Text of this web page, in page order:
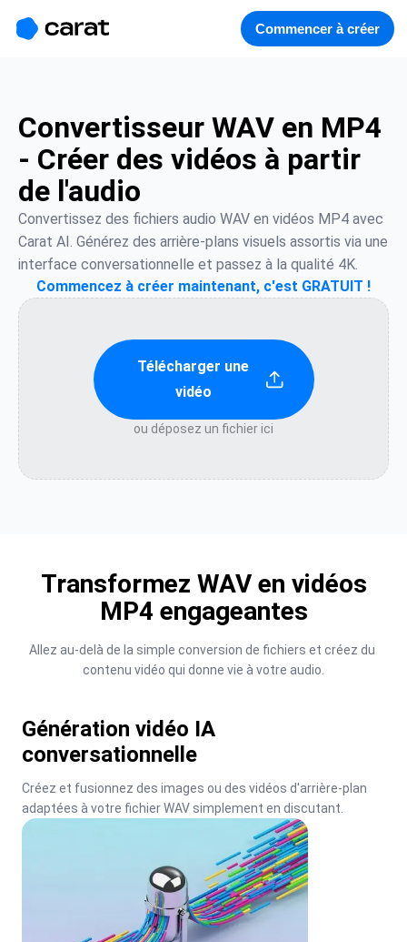
소개
Commencer à créer
Convertisseur WAV en MP4
- Créer des vidéos à partir
de l'audio
Convertissez des fichiers audio WAV en vidéos MP4 avec
Carat AI. Générez des arrière-plans visuels assortis via une
interface conversationnelle et passez à la qualité 4K.
Commencez à créer maintenant, c'est GRATUIT !
Télécharger une
vidéo
ou déposez un fichier ici
Transformez WAV en vidéos
MP4 engageantes
Allez au-delà de la simple conversion de fichiers et créez du
contenu vidéo qui donne vie à votre audio.
Génération vidéo IA
conversationnelle
Créez et fusionnez des images ou des vidéos d'arrière-plan
adaptées à votre fichier WAV simplement en discutant.